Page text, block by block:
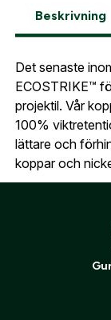
Beskrivning
Det senaste
ECOSTRIKE™
projektil. Vår
100%
lättare och
koppar och
och stor vilt
expandera vid
Skapa
Är du
konto hos
översikt
uppgifter.
Är du en
Telefon:*
Land:*
Jag
Bevaka